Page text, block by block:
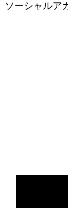
ソーシャルア